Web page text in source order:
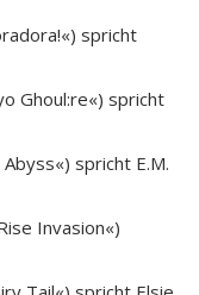
spricht
Ghoul:re«) spricht
spricht E.M.
Invasion«)